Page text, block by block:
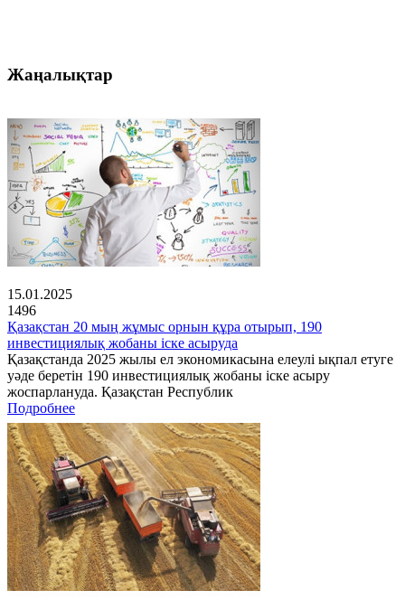
Жаңалықтар
15.01.2025
1496
Қазақстан 20 мың жұмыс орнын құра отырып, 190
инвестициялық жобаны іске асыруда
Қазақстанда 2025 жылы ел экономикасына елеулі ықпал етуге
уәде беретін 190 инвестициялық жобаны іске асыру
жоспарлануда. Қазақстан Республик
Подробнее